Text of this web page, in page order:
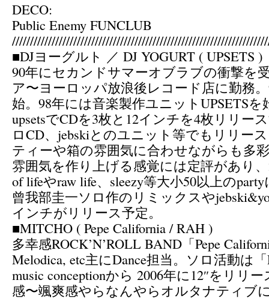
DECO:
Public Enemy FUNCLUB
■DJヨーグルト ／ DJ YOGURT ( UPSETS )
90年にセカンドサマーオブラブの衝撃を
ア〜ヨーロッパ放浪後レコード店に勤務
始。98年には音楽製作ユニットUPSETS
upsetsでCDを3枚と12インチを4枚リリー
ロCD、jebskiとのユニット等でもリリー
ティーや箱の雰囲気に合わせながらも多
雰囲気を作り上げる感覚には定評があり
of lifeやraw life、sleezy等大小50以上の
曾我部圭一ソロ作のリミックスや
インチがリリース予定。
■MITCHO ( Pepe California / RAH )
多幸感ROCK’N’ROLL BAND「Pepe
Melodica, etc主にDance担当。ソロ活動は
music conceptionから 2006年に12″をリリ
感〜颯爽感やらなんやらオルタナティブ